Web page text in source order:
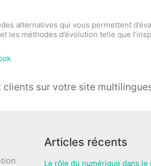
alternatives qui vous permettent
les méthodes d’évolution telle que
Articles récents
Le rôle du numérique dans